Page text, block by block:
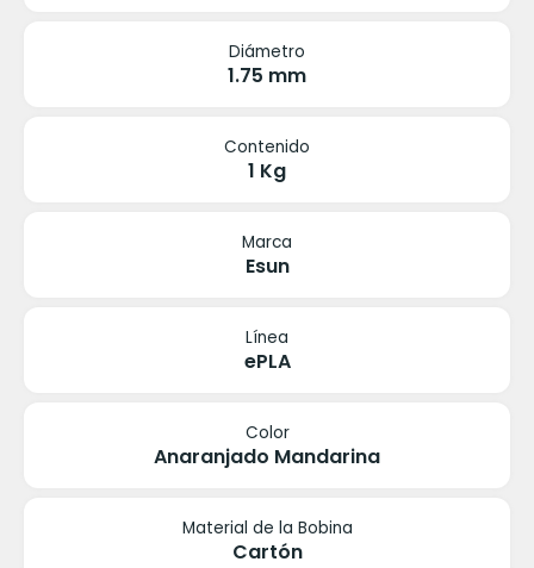
Diámetro
1.75 mm
Contenido
1 Kg
Marca
Esun
Línea
ePLA
Color
Anaranjado Mandarina
Material de la Bobina
Cartón